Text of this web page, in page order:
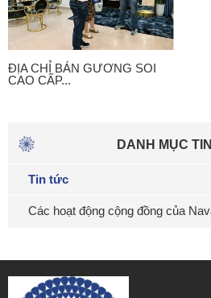
ĐỊA CHỈ BÁN GƯƠNG SOI
CAO CẤP...
DANH MỤC
Tin tức
Các hoạt động cộng đồng của